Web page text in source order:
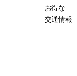
お得な
交通情報